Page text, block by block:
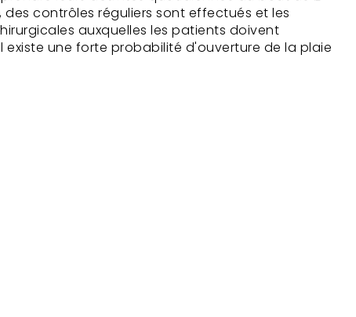
des contrôles réguliers sont effectués et les
auxquelles les patients doivent
une forte probabilité d'ouverture de la plaie